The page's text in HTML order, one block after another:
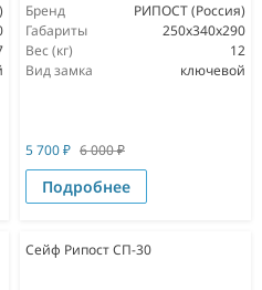
Бренд
РИПОСТ (Россия)
Габариты
250x340x290
Вес (кг)
12
Вид замка
ключевой
5 700₽ 6 000₽
Подробнее
Сейф Рипост СП-30